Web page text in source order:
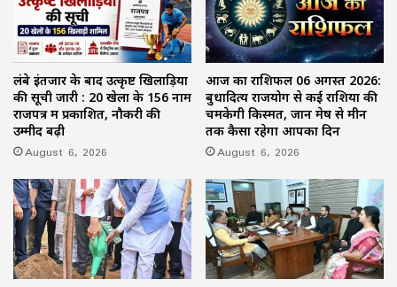
लंबे इंतजार के बाद उत्कृष्ट खिलाड़ियों
की सूची जारी : 20 खेलों के 156 नाम
राजपत्र में प्रकाशित, नौकरी की
उम्मीद बढ़ी
August 6, 2026
आज का राशिफल 06 अगस्त 2026:
बुधादित्य राजयोग से कई राशियों की
चमकेगी किस्मत, जानें मेष से मीन
तक कैसा रहेगा आपका दिन
August 6, 2026